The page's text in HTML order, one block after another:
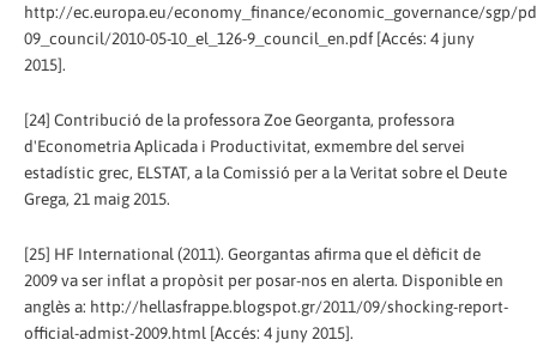
http://ec.europa.eu/economy_finance/economic_governance/sgp/
09_council/2010-05-10_el_126-9_council_en.pdf [Accés: 4 juny
2015].
[24] Contribució de la professora Zoe Georganta, professora
d'Econometria Aplicada i Productivitat, exmembre del servei
estadístic grec, ELSTAT, a la Comissió per a la Veritat sobre el Deute
Grega, 21 maig 2015.
[25] HF International (2011). Georgantas afirma que el dèficit de
2009 va ser inflat a propòsit per posar-nos en alerta. Disponible en
anglès a: http://hellasfrappe.blogspot.gr/2011/09/shocking-report-
official-admist-2009.html [Accés: 4 juny 2015].